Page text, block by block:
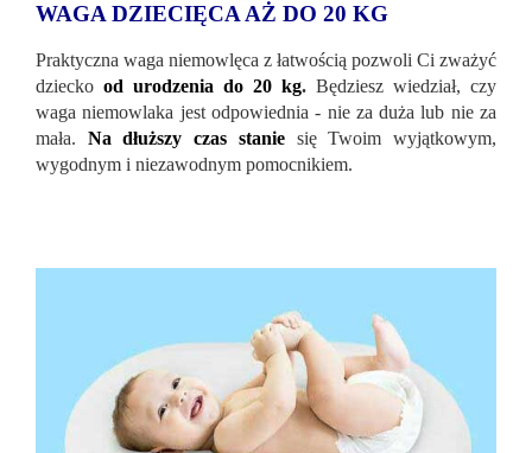
WAGA DZIECIĘCA AŻ DO 20 KG
Praktyczna waga niemowlęca z łatwością pozwoli Ci zważyć
dziecko od urodzenia do 20 kg. Będziesz wiedział, czy
waga niemowlaka jest odpowiednia - nie za duża lub nie za
mała. Na dłuższy czas staniesię Twoim wyjątkowym,
wygodnym i niezawodnym pomocnikiem.